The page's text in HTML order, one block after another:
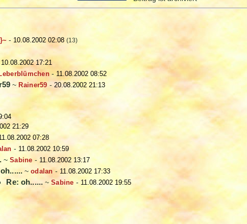
- 10.08.2002 02:08 (13)
10.08.2002 17:21
- 11.08.2002 08:52
~ Rainer59 - 20.08.2002 21:13
21:29
07:28
- 11.08.2002 10:59
~Sabine - 11.08.2002 13:17
~odalan - 11.08.2002 17:33
Re: oh...... ~Sabine - 11.08.2002 19:55